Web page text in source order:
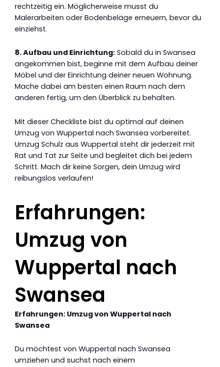
rechtzeitig ein. Möglicherweise musst du
Malerarbeiten oder Bodenbeläge erneuern, bevor du
einziehst.
8. Aufbau und Einrichtung: Sobald du in Swansea
angekommen bist, beginne mit dem Aufbau deiner
Möbel und der Einrichtung deiner neuen Wohnung.
Mache dabei am besten einen Raum nach dem
anderen fertig, um den Überblick zu behalten.
Mit dieser Checkliste bist du optimal auf deinen
Umzug von Wuppertal nach Swansea vorbereitet.
Umzug Schulz aus Wuppertal steht dir jederzeit mit
Rat und Tat zur Seite und begleitet dich bei jedem
Schritt. Mach dir keine Sorgen, dein Umzug wird
reibungslos verlaufen!
Erfahrungen:
Umzug von
Wuppertal nach
Swansea
Erfahrungen: Umzug von Wuppertal nach
Swansea
Du möchtest von Wuppertal nach Swansea
umziehen und suchst nach einem